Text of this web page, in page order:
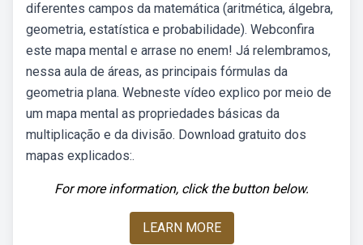
diferentes campos da matemática (aritmética, álgebra,
geometria, estatística e probabilidade). Webconfira
este mapa mental e arrase no enem! Já relembramos,
nessa aula de áreas, as principais fórmulas da
geometria plana. Webneste vídeo explico por meio de
um mapa mental as propriedades básicas da
multiplicação e da divisão. Download gratuito dos
mapas explicados:.
For more information, click the button below.
LEARN MORE